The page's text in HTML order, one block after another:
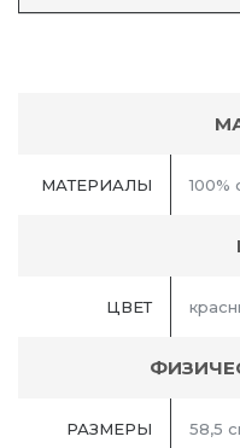
МАТЕРИАЛЫ 100%
ЦВЕТ
РАЗМЕРЫ 58,5